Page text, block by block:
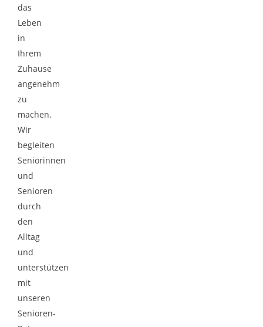
das
Leben
in
Ihrem
Zuhause
angenehm
zu
machen.
Wir
begleiten
Seniorinnen
und
Senioren
durch
den
Alltag
und
unterstützen
mit
unseren
Senioren-